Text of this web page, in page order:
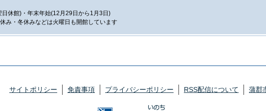
休館)・年末年始(12月29日から1月3日)
み・冬休みなどは火曜日も開館しています
サイトポリシー 免責事項 プライバシーポリシー RSS配信について 蒲郡